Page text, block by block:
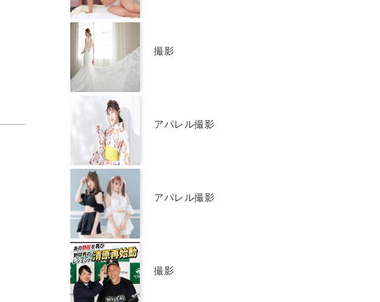
撮影
アパレル撮影
アパレル撮影
撮影